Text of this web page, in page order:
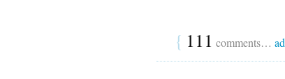
{ 111 comments…